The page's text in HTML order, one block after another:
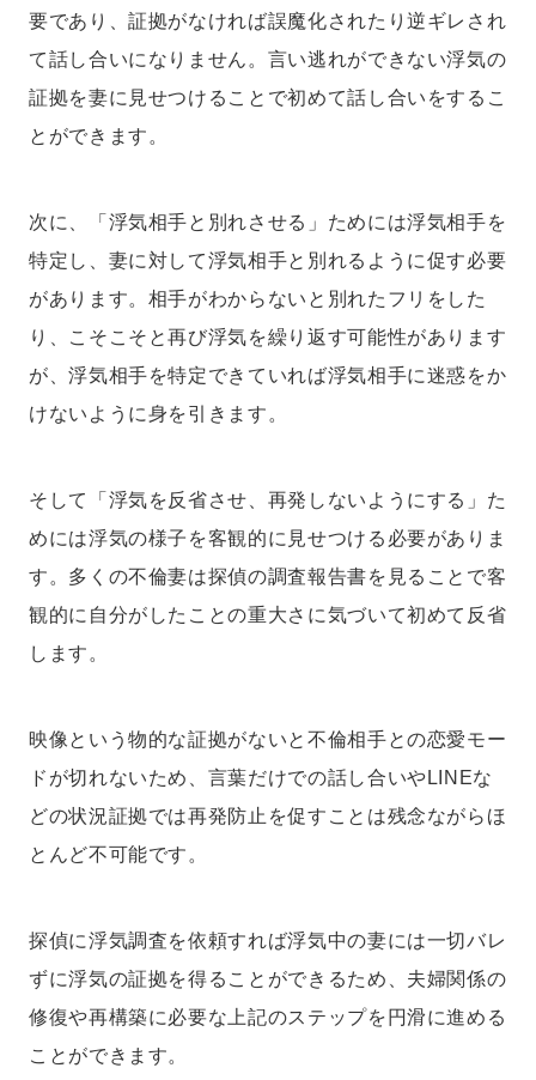
要であり、証拠がなければ誤魔化されたり逆ギレされ
て話し合いになりません。言い逃れができない浮気の
証拠を妻に見せつけることで初めて話し合いをするこ
とができます。
次に、「浮気相手と別れさせる」ためには浮気相手を
特定し、妻に対して浮気相手と別れるように促す必要
があります。相手がわからないと別れたフリをした
り、こそこそと再び浮気を繰り返す可能性があります
が、浮気相手を特定できていれば浮気相手に迷惑をか
けないように身を引きます。
そして「浮気を反省させ、再発しないようにする」た
めには浮気の様子を客観的に見せつける必要がありま
す。多くの不倫妻は探偵の調査報告書を見ることで客
観的に自分がしたことの重大さに気づいて初めて反省
します。
映像という物的な証拠がないと不倫相手との恋愛モー
ドが切れないため、言葉だけでの話し合いやLINEな
どの状況証拠では再発防止を促すことは残念ながらほ
とんど不可能です。
探偵に浮気調査を依頼すれば浮気中の妻には一切バレ
ずに浮気の証拠を得ることができるため、夫婦関係の
修復や再構築に必要な上記のステップを円滑に進める
ことができます。